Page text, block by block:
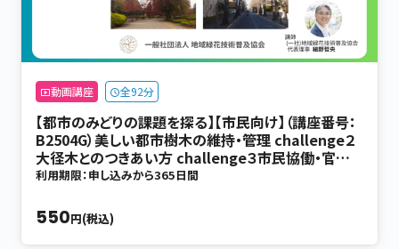
動画講座 全92分
【都市のみどりの課題を探る】【市民向け】（講座番号：
B2504G）美しい都市樹木の維持・管理 challenge２
大径木とのつきあい方 challenge３市民協働・官民
連携
利用期限：申し込みから365日間
550円(税込)